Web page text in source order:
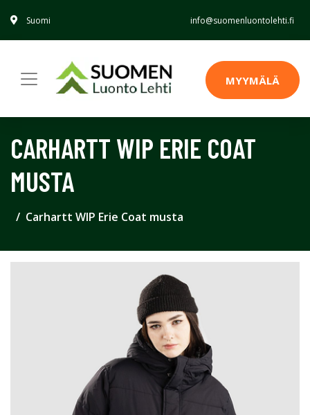
Suomi info@suomenluontolehti.fi
MYYMÄLÄ
CARHARTT WIP ERIE COAT
MUSTA
Carhartt WIP Erie Coat musta